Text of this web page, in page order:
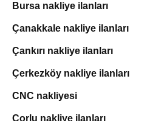
Bursa nakliye ilanları
Çanakkale nakliye ilanları
Çankırı nakliye ilanları
Çerkezköy nakliye ilanları
CNC nakliyesi
Çorlu nakliye ilanları